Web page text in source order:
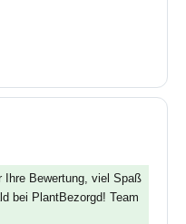
Ihre Bewertung, viel Spaß
bei PlantBezorgd! Team